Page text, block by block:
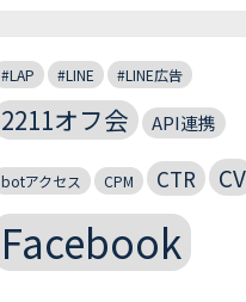
#LAP #LINE #LINE広告
2211オフ会 API連携
botアクセス CPM CTR CV
Facebook